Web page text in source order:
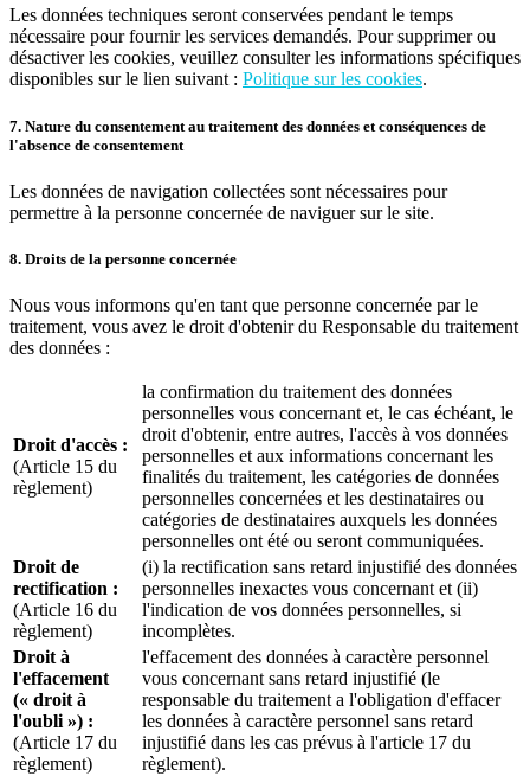
Les données techniques seront conservées pendant le temps
nécessaire pour fournir les services demandés. Pour supprimer ou
désactiver les cookies, veuillez consulter les informations spécifiques
disponibles sur le lien suivant : Politique sur les cookies.
7. Nature du consentement au traitement des données et conséquences de
l'absence de consentement
Les données de navigation collectées sont nécessaires pour
permettre à la personne concernée de naviguer sur le site.
8. Droits de la personne concernée
Nous vous informons qu'en tant que personne concernée par le
traitement, vous avez le droit d'obtenir du Responsable du traitement
des données :
Droit d'accès :
(Article 15 du
règlement)
la confirmation du traitement des données
personnelles vous concernant et, le cas échéant, le
droit d'obtenir, entre autres, l'accès à vos données
personnelles et aux informations concernant les
finalités du traitement, les catégories de données
personnelles concernées et les destinataires ou
catégories de destinataires auxquels les données
personnelles ont été ou seront communiquées.
Droit de
rectification :
(Article 16 du
règlement)
(i) la rectification sans retard injustifié des données
personnelles inexactes vous concernant et (ii)
l'indication de vos données personnelles, si
incomplètes.
Droit à
l'effacement
(« droit à
l'oubli ») :
(Article 17 du
règlement)
l'effacement des données à caractère personnel
vous concernant sans retard injustifié (le
responsable du traitement a l'obligation d'effacer
les données à caractère personnel sans retard
injustifié dans les cas prévus à l'article 17 du
règlement).